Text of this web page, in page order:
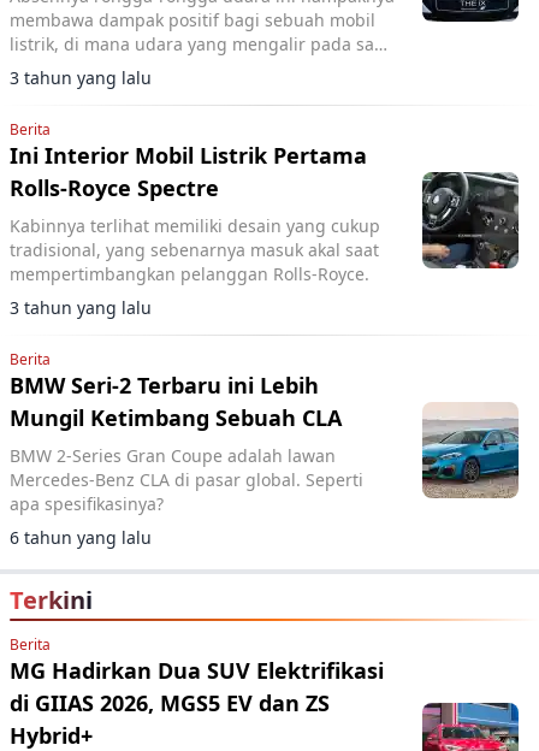
membawa dampak positif bagi sebuah mobil
listrik, di mana udara yang mengalir pada saat
mobil berjalan tidak terjebak masuk ke dalam
rongga ruang mesin
3 tahun yang lalu
Berita
Ini Interior Mobil Listrik Pertama
Rolls-Royce Spectre
Kabinnya terlihat memiliki desain yang cukup
tradisional, yang sebenarnya masuk akal saat
mempertimbangkan pelanggan Rolls-Royce.
3 tahun yang lalu
Berita
BMW Seri-2 Terbaru ini Lebih
Mungil Ketimbang Sebuah CLA
BMW 2-Series Gran Coupe adalah lawan
Mercedes-Benz CLA di pasar global. Seperti
apa spesifikasinya?
6 tahun yang lalu
Terkini
Berita
MG Hadirkan Dua SUV Elektrifikasi
di GIIAS 2026, MGS5 EV dan ZS
Hybrid+